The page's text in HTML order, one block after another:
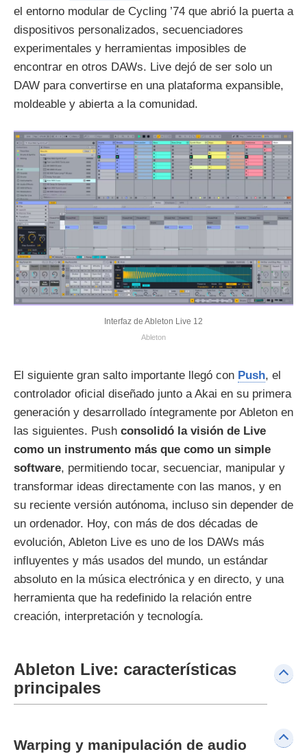
el entorno modular de Cycling ’74 que abrió la puerta a
dispositivos personalizados, secuenciadores
experimentales y herramientas imposibles de
encontrar en otros DAWs. Live dejó de ser solo un
DAW para convertirse en una plataforma expansible,
moldeable y abierta a la comunidad.
Interfaz de Ableton Live 12
Ableton
El siguiente gran salto importante llegó con Push, el
controlador oficial diseñado junto a Akai en su primera
generación y desarrollado íntegramente por Ableton en
las siguientes. Push consolidó la visión de Live
como un instrumento más que como un simple
software, permitiendo tocar, secuenciar, manipular y
transformar ideas directamente con las manos, y en
su reciente versión autónoma, incluso sin depender de
un ordenador. Hoy, con más de dos décadas de
evolución, Ableton Live es uno de los DAWs más
influyentes y más usados del mundo, un estándar
absoluto en la música electrónica y en directo, y una
herramienta que ha redefinido la relación entre
creación, interpretación y tecnología.
Ableton Live: características
principales
Warping y manipulación de audio